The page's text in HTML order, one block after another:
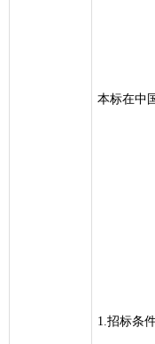
本标在中
1.招标条